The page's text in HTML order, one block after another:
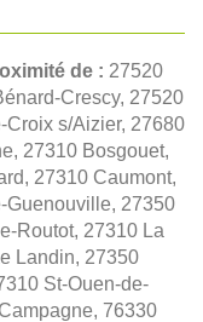
de : 27520
Crescy, 27520
Croix s/Aizier, 27680
27310 Bosgouet,
27310 Caumont,
Guenouville, 27350
Routot, 27310 La
Landin, 27350
St-Ouen-de-
76330